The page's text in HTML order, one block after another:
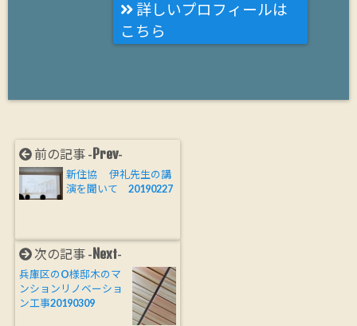
詳しいプロフィールは
こちら
前の記事 - Prev-
新住協 伊礼先生の講
演を聞いて 20190227
次の記事 - Next-
兵庫区のO様邸木のマ
ンションリノベーショ
ン工事20190309